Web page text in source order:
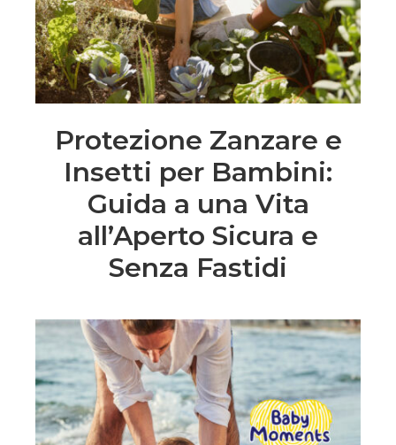
Protezione Zanzare e
Insetti per Bambini:
Guida a una Vita
all’Aperto Sicura e
Senza Fastidi